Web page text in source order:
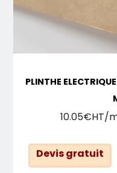
PLINTHE
10.05€HT/
Devis gratuit